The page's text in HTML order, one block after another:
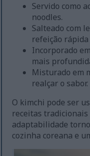
Servido como
noodles.
Salteado com
refeição rápida
Incorporado
mais
Misturado em
realçar o sabor.
O kimchi pode ser
receitas tradicionais
adaptabilidade
cozinha coreana e